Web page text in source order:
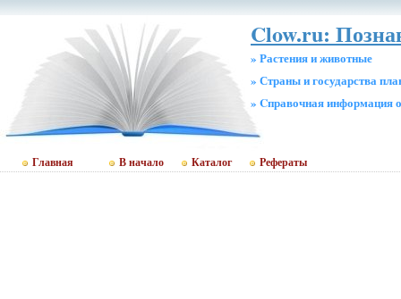
Clow.ru:
» Растения и животные
» Страны и государства
» Cправочная информация
Главная В начало Каталог Рефераты